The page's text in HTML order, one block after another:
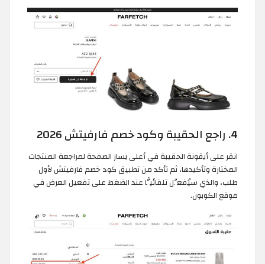
4. راجع الحقيبة وكود خصم فارفيتش 2026
انقر على أيقونة الحقيبة في أعلى يسار الصفحة لمراجعة المنتجات
المختارة وتأكيدها، ثم تأكد من تطبيق كود خصم فارفيتش لأول
طلب، والذي سيُفعَّل تلقائيًّا عند الضغط على تفعيل العرض في
موقع الكوبون.